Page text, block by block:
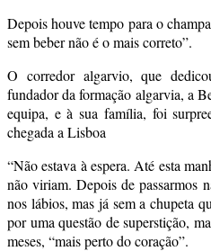
Depois houve tempo para o
sem beber não é o mais correto”.
O corredor algarvio, que
fundador da formação algarvia, a
equipa, e à sua família, foi
chegada a Lisboa
“Não estava à espera. Até esta
não viriam. Depois de passarmos
nos lábios, mas já sem a chupeta
por uma questão de superstição,
meses, “mais perto do coração”.